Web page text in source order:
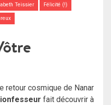
Teissier Félicité (!)
retour cosmique de Nanar
fait découvrir à